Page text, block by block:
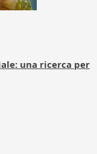
una ricerca per